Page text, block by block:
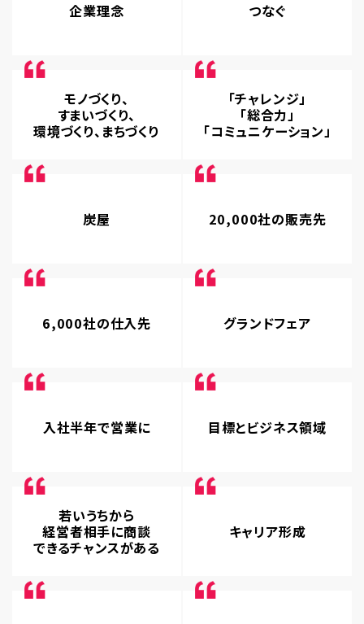
企業理念 つなぐ
モノづくり、
すまいづくり、
環境づくり、まちづくり
「チャレンジ」
「総合力」
「コミュニケーション」
炭屋 20,000社の販売先
6,000社の仕入先 グランドフェア
入社半年で営業に 目標とビジネス領域
若いうちから
経営者相手に商談
できるチャンスがある
キャリア形成